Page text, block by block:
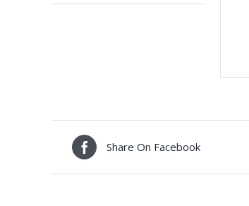
Share On Facebook